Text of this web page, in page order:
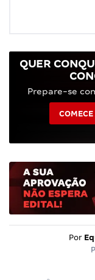
QUER
Prepare-se
Por